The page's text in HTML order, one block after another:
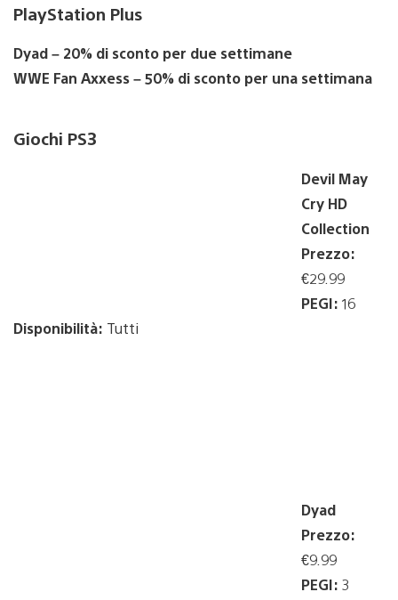
PlayStation Plus
Dyad – 20% di sconto per due settimane
WWE Fan Axxess – 50% di sconto per una settimana
Giochi PS3
Devil May
Cry HD
Collection
Prezzo:
€29.99
PEGI: 16
Disponibilità: Tutti
Dyad
Prezzo:
€9.99
PEGI: 3